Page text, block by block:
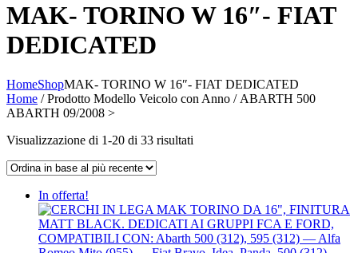
MAK- TORINO W 16″- FIAT
DEDICATED
HomeShopMAK- TORINO W 16″- FIAT DEDICATED
Home / Prodotto Modello Veicolo con Anno / ABARTH 500
ABARTH 09/2008 >
Visualizzazione di 1-20 di 33 risultati
recente
In offerta!